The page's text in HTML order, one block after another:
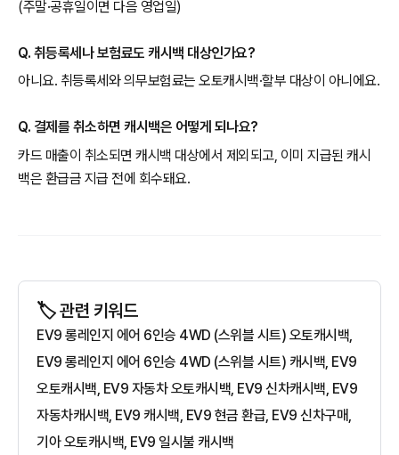
(주말·공휴일이면 다음 영업일)
Q. 취등록세나 보험료도 캐시백 대상인가요?
아니요. 취등록세와 의무보험료는 오토캐시백·할부 대상이 아니에요.
Q. 결제를 취소하면 캐시백은 어떻게 되나요?
카드 매출이 취소되면 캐시백 대상에서 제외되고, 이미 지급된 캐시
백은 환급금 지급 전에 회수돼요.
🏷️ 관련 키워드
EV9 롱레인지 에어 6인승 4WD (스위블 시트) 오토캐시백,
EV9 롱레인지 에어 6인승 4WD (스위블 시트) 캐시백, EV9
오토캐시백, EV9 자동차 오토캐시백, EV9 신차캐시백, EV9
자동차캐시백, EV9 캐시백, EV9 현금 환급, EV9 신차구매,
기아 오토캐시백, EV9 일시불 캐시백